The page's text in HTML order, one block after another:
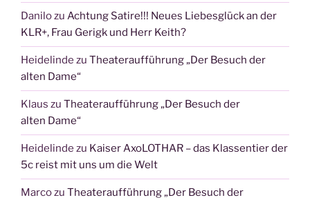
Danilozu Achtung Satire!!! Neues Liebesglück an der
KLR+, Frau Gerigk und Herr Keith?
Heidelinde zu Theateraufführung „Der Besuch der
alten Dame“
Klaus zu Theateraufführung „Der Besuch der
alten Dame“
Heidelinde zu Kaiser AxoLOTHAR – das Klassentier der
5c reist mit uns um die Welt
Marcozu Theateraufführung „Der Besuch der